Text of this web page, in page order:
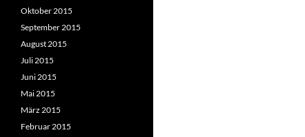
Oktober 2015
September 2015
August 2015
Juli 2015
Juni 2015
Mai 2015
März 2015
Februar 2015